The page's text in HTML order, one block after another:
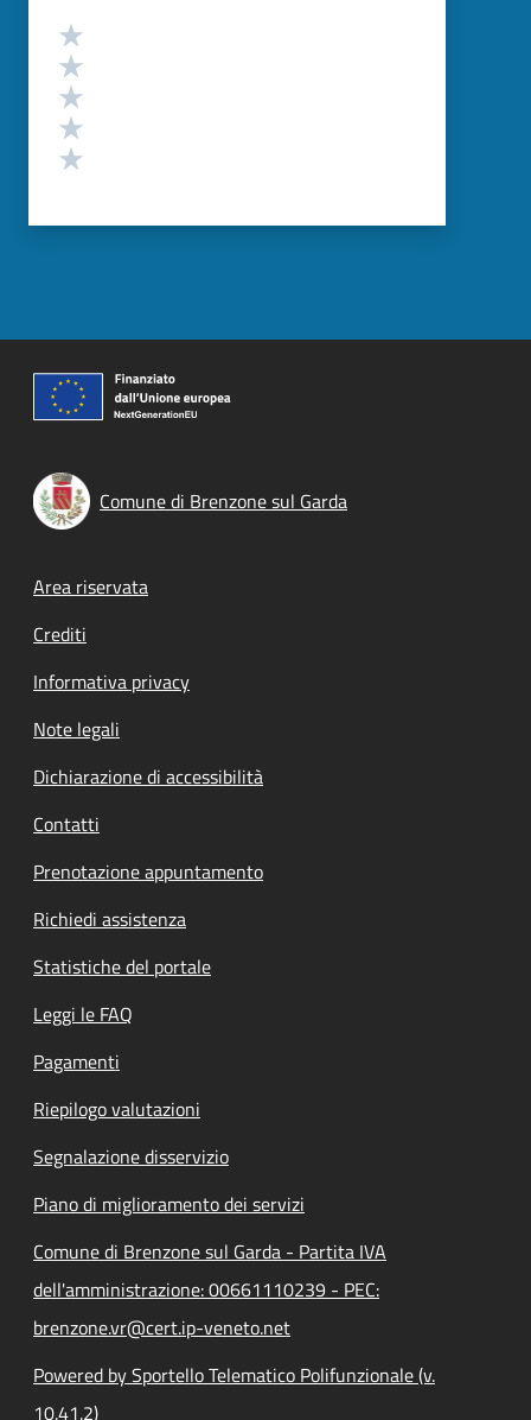
Valutazione
Comune di Brenzone sul Garda
Footer menu
Area riservata
Crediti
Informativa privacy
Note legali
Dichiarazione di accessibilità
Contatti
Prenotazione appuntamento
Richiedi assistenza
Statistiche del portale
Leggi le FAQ
Pagamenti
Riepilogo valutazioni
Segnalazione disservizio
Piano di miglioramento dei servizi
Comune di Brenzone sul Garda - Partita IVA
dell'amministrazione: 00661110239 - PEC:
brenzone.vr@cert.ip-veneto.net
Powered by Sportello Telematico Polifunzionale (v.
10.41.2)